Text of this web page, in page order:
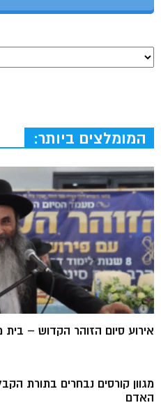
המומלצים ביותר:
אירוע סיום הזוהר הקדוש –
מגוון קורסים נבחרים בתורת
האדם